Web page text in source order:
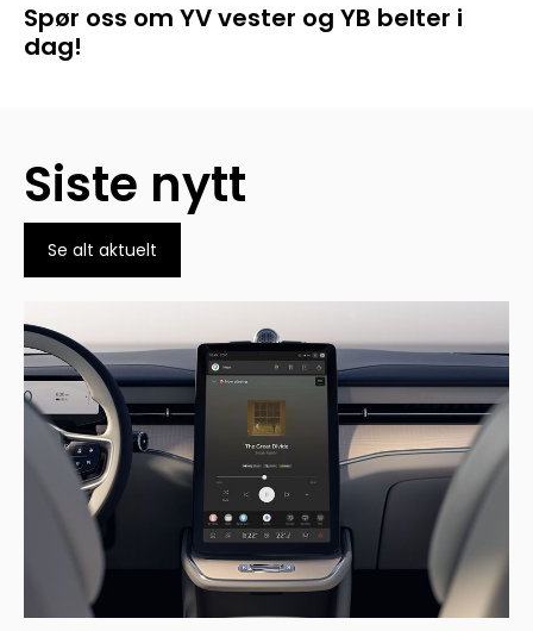
Spør oss om YV vester og YB belter i
dag!
Siste nytt
Se alt aktuelt